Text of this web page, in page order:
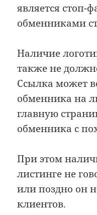
является стоп-
обменниками
Наличие
также не
Ссылка может
обменника на
главную
обменника с
При этом
листинге не
или поздно он
клиентов.